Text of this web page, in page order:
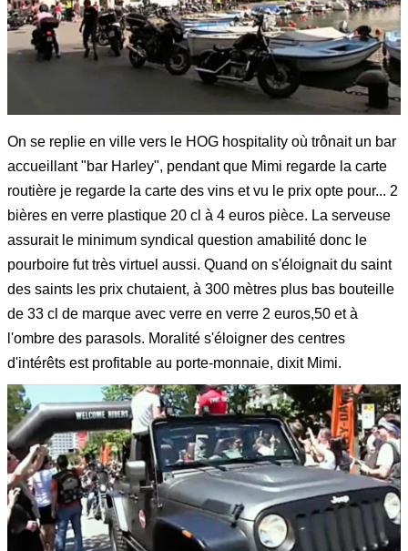
On se replie en ville vers le HOG hospitality où trônait un bar
accueillant "bar Harley", pendant que Mimi regarde la carte
routière je regarde la carte des vins et vu le prix opte pour... 2
bières en verre plastique 20 cl à 4 euros pièce. La serveuse
assurait le minimum syndical question amabilité donc le
pourboire fut très virtuel aussi. Quand on s'éloignait du saint
des saints les prix chutaient, à 300 mètres plus bas bouteille
de 33 cl de marque avec verre en verre 2 euros,50 et à
l'ombre des parasols. Moralité s'éloigner des centres
d'intérêts est profitable au porte-monnaie, dixit Mimi.